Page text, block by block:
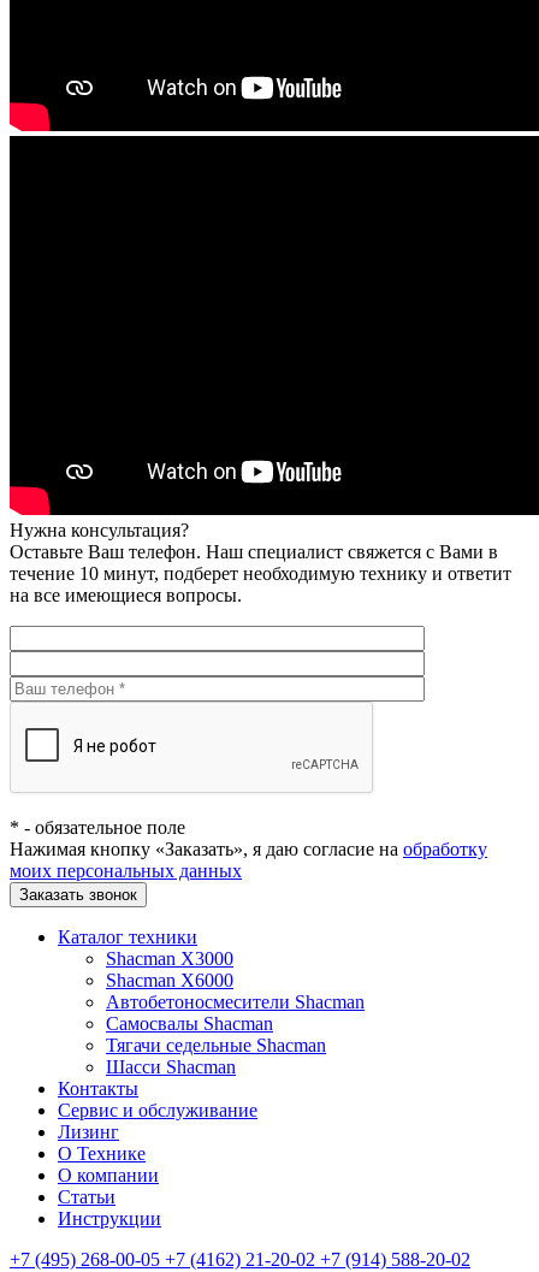
Нужна консультация?
Оставьте Ваш телефон. Наш специалист свяжется с Вами в
течение 10 минут, подберет необходимую технику и ответит
на все имеющиеся вопросы.
* - обязательное поле
Нажимая кнопку «Заказать», я даю согласие на обработку
моих персональных данных
Заказать звонок
Каталог техники
Shacman X3000
Shacman X6000
Автобетоносмесители Shacman
Самосвалы Shacman
Тягачи седельные Shacman
Шасси Shacman
Контакты
Сервис и обслуживание
Лизинг
О Технике
О компании
Статьи
Инструкции
+7 (495) 268-00-05 +7 (4162) 21-20-02 +7 (914) 588-20-02